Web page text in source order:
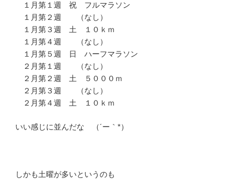
１月第１週 祝 フルマラソン
１月第２週 （なし）
１月第３週 土 １０ｋｍ
１月第４週 （なし）
１月第５週 日 ハーフマラソン
２月第１週 （なし）
２月第２週 土 ５０００ｍ
２月第３週 （なし）
２月第４週 土 １０ｋｍ
いい感じに並んだな （´ー｀*）
しかも土曜が多いというのも